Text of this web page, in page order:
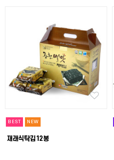
BEST NEW
재래식탁김12봉